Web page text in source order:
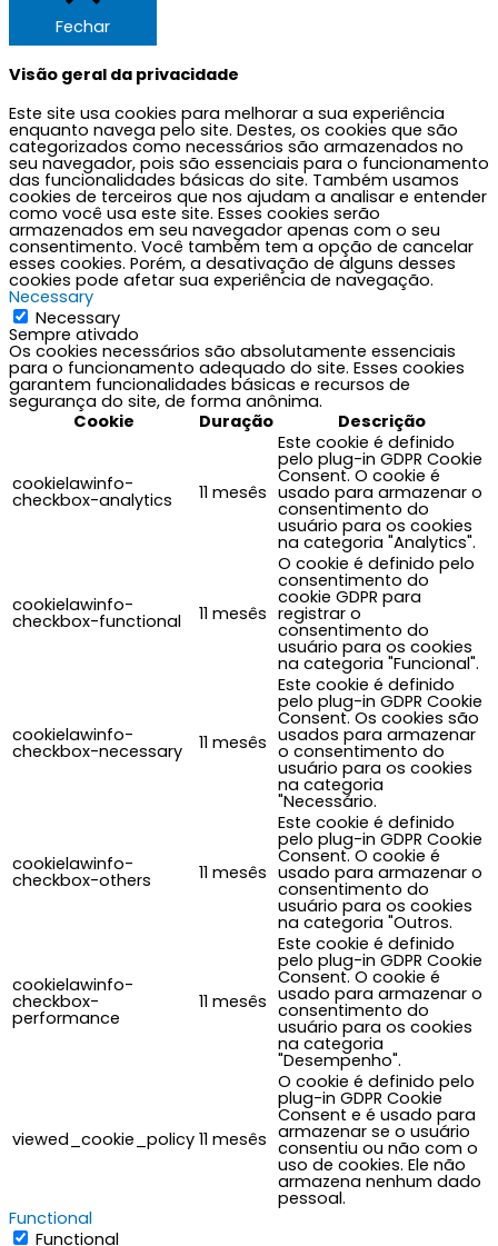
o
k a
m
e
Fechar
Visão geral da privacidade
Este site usa cookies para melhorar a sua experiência
enquanto navega pelo site. Destes, os cookies que são
categorizados como necessários são armazenados no
seu navegador, pois são essenciais para o funcionamento
das funcionalidades básicas do site. Também usamos
cookies de terceiros que nos ajudam a analisar e entender
como você usa este site. Esses cookies serão
armazenados em seu navegador apenas com o seu
consentimento. Você também tem a opção de cancelar
esses cookies. Porém, a desativação de alguns desses
cookies pode afetar sua experiência de navegação.
Necessary
Necessary
Sempre ativado
Os cookies necessários são absolutamente essenciais
para o funcionamento adequado do site. Esses cookies
garantem funcionalidades básicas e recursos de
segurança do site, de forma anônima.
Cookie
Duração Descrição
cookielawinfo-
checkbox-analytics 11 mesês
Este cookie é definido
pelo plug-in GDPR Cookie
Consent. O cookie é
usado para armazenar o
consentimento do
usuário para os cookies
na categoria "Analytics".
cookielawinfo-
checkbox-functional 11 mesês
O cookie é definido pelo
consentimento do
cookie GDPR para
registrar o
consentimento do
usuário para os cookies
na categoria "Funcional".
cookielawinfo-
checkbox-necessary 11 mesês
Este cookie é definido
pelo plug-in GDPR Cookie
Consent. Os cookies são
usados para armazenar
o consentimento do
usuário para os cookies
na categoria
"Necessário.
cookielawinfo-
checkbox-others 11 mesês
Este cookie é definido
pelo plug-in GDPR Cookie
Consent. O cookie é
usado para armazenar o
consentimento do
usuário para os cookies
na categoria "Outros.
cookielawinfo-
checkbox-
performance
11 mesês
Este cookie é definido
pelo plug-in GDPR Cookie
Consent. O cookie é
usado para armazenar o
consentimento do
usuário para os cookies
na categoria
"Desempenho".
viewed_cookie_policy 11 mesês
O cookie é definido pelo
plug-in GDPR Cookie
Consent e é usado para
armazenar se o usuário
consentiu ou não com o
uso de cookies. Ele não
armazena nenhum dado
pessoal.
Functional
Functional